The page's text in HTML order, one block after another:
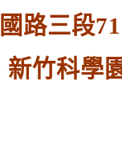
路三段
竹科學